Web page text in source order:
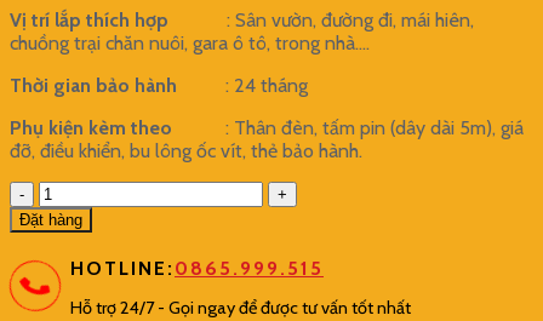
Vị trí lắp thích hợp : Sân vườn, đường đi, mái hiên,
chuồng trại chăn nuôi, gara ô tô, trong nhà….
Thời gian bảo hành : 24 tháng
Phụ kiện kèm theo : Thân đèn, tấm pin (dây dài 5m), giá
đỡ, điều khiển, bu lông ốc vít, thẻ bảo hành.
Đèn
năng
lượng
mặt
trời
chống
Đặt hàng
HOTLINE: 0865.999.515
Hỗ trợ 24/7 - Gọi ngay để được tư vấn tốt nhất